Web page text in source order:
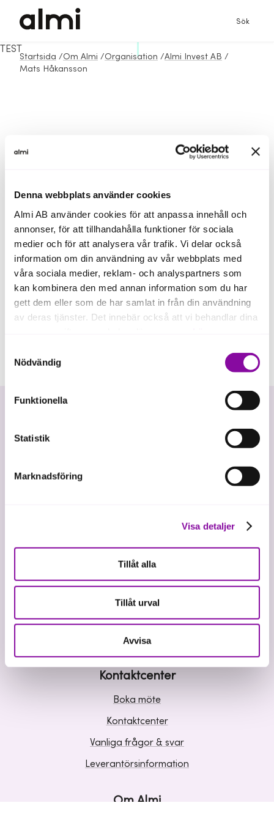
Denna webbplats använder cookies
Almi AB använder cookies för att anpassa innehåll och
annonser, för att tillhandahålla funktioner för sociala
medier och för att analysera vår trafik. Vi delar också
information om din användning av vår webbplats med
våra sociala medier, reklam- och analyspartners som
kan kombinera den med annan information som du har
gett dem eller som de har samlat in från din användning
av deras tjänster. Det innebär också att vi behandlar dina
Om du klickar på avvisa kommer användning av kakor
eller delning av information enligt ovan, inte att ske,
förutom för kakor som är nödvändiga för att hemsidan
ska fungera se mer under inställningar.
Nödvändig
Funktionella
Statistik
Marknadsföring
Visa detaljer
Tillåt alla
Tillåt urval
Avvisa
Sök
Startsida /Om Almi /Organisation /Almi Invest AB /
Mats Håkansson
TEST
Våra tjänster
Riskkapital
Affärsutveckling
Kunskap och inspiration
Kontaktcenter
Boka möte
Kontaktcenter
Vanliga frågor & svar
Leverantörsinformation
Om Almi